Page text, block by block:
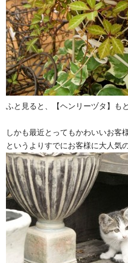
ふと見ると、【ヘンリーヅタ】も
しかも最近とってもかわいいお客様
というよりすでにお客様に大人気